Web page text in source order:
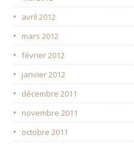
avril 2012
mars 2012
février 2012
janvier 2012
décembre 2011
novembre 2011
octobre 2011